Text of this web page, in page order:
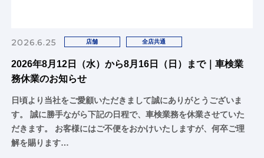
2026.6.25 店舗 全店共通
2026年8月12日（水）から8月16日（日）まで｜車検業
務休業のお知らせ
日頃より当社をご愛顧いただきまして誠にありがとうございま
す。 誠に勝手ながら下記の日程で、車検業務を休業させていた
だきます。 お客様にはご不便をおかけいたしますが、何卒ご理
解を賜ります…